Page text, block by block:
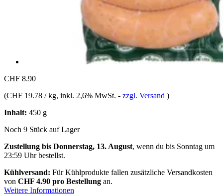
CHF 8.90
(CHF 19.78 / kg, inkl. 2,6% MwSt. - zzgl. Versand )
Inhalt: 450 g
Noch 9 Stück auf Lager
Zustellung bis Donnerstag, 13. August, wenn du bis Sonntag um
23:59 Uhrbestellst.
Kühlversand: Für Kühlprodukte fallen zusätzliche Versandkosten
von CHF 4.90 pro Bestellung an.
Weitere Informationen